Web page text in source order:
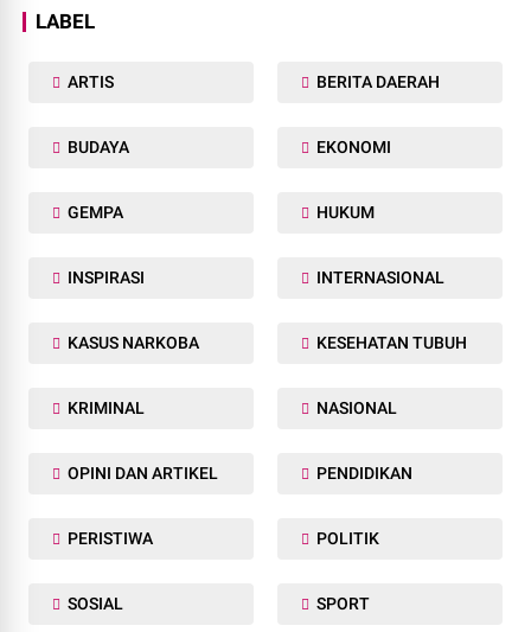
LABEL
ARTIS BERITA DAERAH
BUDAYA EKONOMI
GEMPA HUKUM
INSPIRASI INTERNASIONAL
KASUS NARKOBA KESEHATAN TUBUH
KRIMINAL NASIONAL
OPINI DAN ARTIKEL PENDIDIKAN
PERISTIWA POLITIK
SOSIAL SPORT